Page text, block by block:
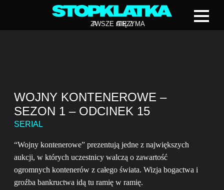
ZAWSZE CIĘ Z
ATRZYMA
WOJNY KONTENEROWE –
SEZON 1 – ODCINEK 15
SERIAL
“Wojny kontenerowe” prezentują jedne z największych
aukcji, w których uczestnicy walczą o zawartość
ogromnych kontenerów z całego świata. Wizja bogactwa i
groźba bankructwa idą tu ramię w ramię.